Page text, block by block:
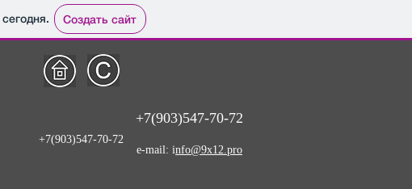
Создать сайт
+7(903)547-70-72
e-mail: info@9x12.pro
+7(903)547-70-72